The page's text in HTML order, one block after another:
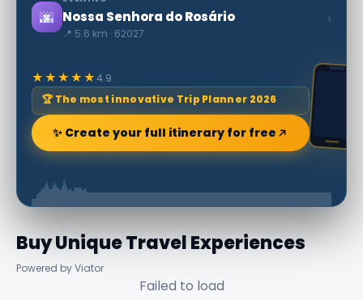
🌆 Nossa Senhora do Rosário
📍 5.6 km · 62027
›
★★★★★4.9
🏆 The most innovative Trip Planner 2026
✨ Create your full itinerary for free
Buy Unique Travel Experiences
Powered by Viator
Failed to load